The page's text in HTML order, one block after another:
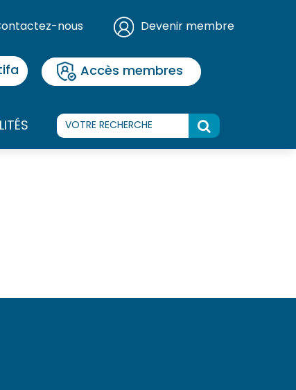
nous
Devenir membre
Accès membres